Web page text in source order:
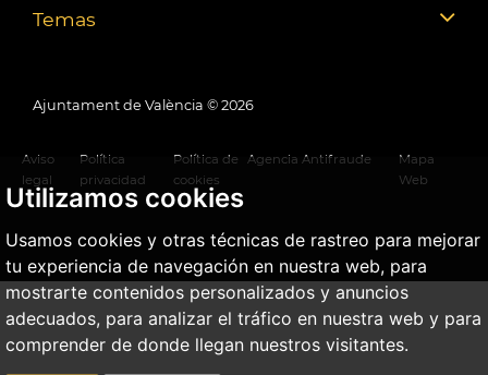
Utilizamos cookies
Usamos cookies y otras técnicas de rastreo para mejorar
tu experiencia de navegación en nuestra web, para
mostrarte contenidos personalizados y anuncios
adecuados, para analizar el tráfico en nuestra web y para
comprender de donde llegan nuestros visitantes.
Temas
Ajuntament de València © 2026
Aviso
legal
Política
privacidad
Política de
cookies
Agencia Antifraude
Mapa
Web